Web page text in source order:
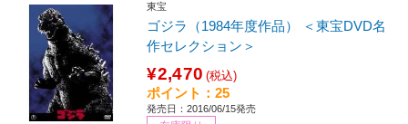
東宝
ゴジラ（1984年度作品） ＜東宝DVD名
作セレクション＞
¥2,470 (税込)
ポイント：25
発売日：2016/06/15発売